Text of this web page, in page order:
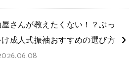
さんが教えたくない！？ぶっ
け成人式振袖おすすめの選び方